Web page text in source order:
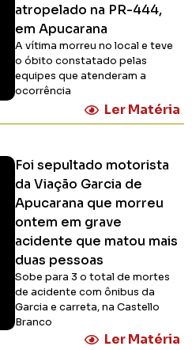
atropelado na PR-444,
em Apucarana
A vítima morreu no local e teve
o óbito constatado pelas
equipes que atenderam a
ocorrência
Ler Matéria
Foi sepultado motorista
da Viação Garcia de
Apucarana que morreu
ontem em grave
acidente que matou mais
duas pessoas
Sobe para 3 o total de mortes
de acidente com ônibus da
Garcia e carreta, na Castello
Branco
Ler Matéria